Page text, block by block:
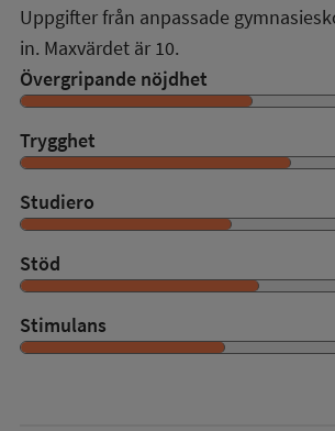
Uppgifter från anpassade
in. Maxvärdet är 10.
Övergripande nöjdhet
Trygghet
Studiero
Stöd
Stimulans